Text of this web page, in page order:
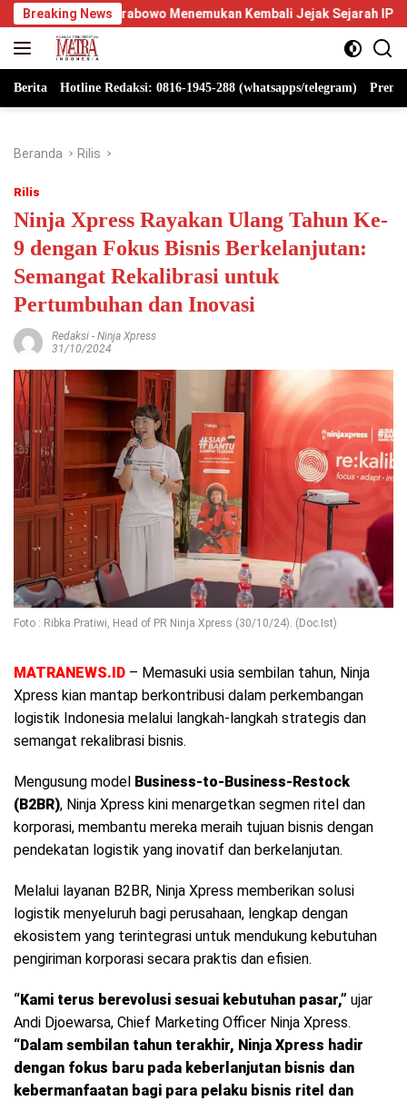
Langsung
ke
konten
Breaking News
Menemukan Kembali Jejak Sejarah IPDN
Berita Hotline Redaksi: 0816-1945-288 (whatsapps/telegram)
Beranda Rilis
Rilis
Ninja Xpress Rayakan Ulang Tahun Ke-
9 dengan Fokus Bisnis Berkelanjutan:
Semangat Rekalibrasi untuk
Pertumbuhan dan Inovasi
Redaksi - Ninja Xpress
31/10/2024
Foto : Ribka Pratiwi, Head of PR Ninja Xpress (30/10/24). (Doc.Ist)
MATRANEWS.ID – Memasuki usia sembilan tahun, Ninja
Xpress kian mantap berkontribusi dalam perkembangan
logistik Indonesia melalui langkah-langkah strategis dan
semangat rekalibrasi bisnis.
Mengusung model Business-to-Business-Restock
(B2BR), Ninja Xpress kini menargetkan segmen ritel dan
korporasi, membantu mereka meraih tujuan bisnis dengan
pendekatan logistik yang inovatif dan berkelanjutan.
Melalui layanan B2BR, Ninja Xpress memberikan solusi
logistik menyeluruh bagi perusahaan, lengkap dengan
ekosistem yang terintegrasi untuk mendukung kebutuhan
pengiriman korporasi secara praktis dan efisien.
“Kami terus berevolusi sesuai kebutuhan pasar,” ujar
Andi Djoewarsa, Chief Marketing Officer Ninja Xpress.
“Dalam sembilan tahun terakhir, Ninja Xpress hadir
dengan fokus baru pada keberlanjutan bisnis dan
kebermanfaatan bagi para pelaku bisnis ritel dan